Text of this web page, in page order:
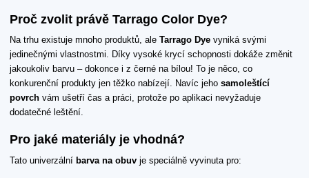
Proč zvolit právě Tarrago Color Dye?
Na trhu existuje mnoho produktů, ale Tarrago Dye vyniká svými
jedinečnými vlastnostmi. Díky vysoké krycí schopnosti dokáže změnit
jakoukoliv barvu – dokonce i z černé na bílou! To je něco, co
konkurenční produkty jen těžko nabízejí. Navíc jeho samoleštící
povrch vám ušetří čas a práci, protože po aplikaci nevyžaduje
dodatečné leštění.
Pro jaké materiály je vhodná?
Tato univerzální barva na obuv je speciálně vyvinuta pro: